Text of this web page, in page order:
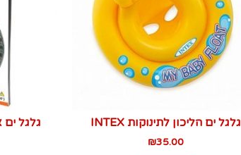
גלגל ים הליכון לתינוקות INTEX
₪35.00